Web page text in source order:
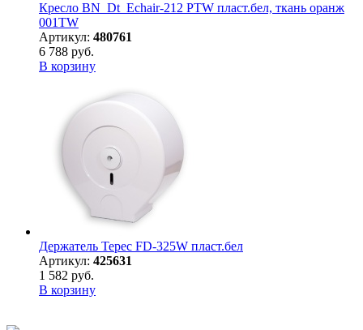
Кресло BN_Dt_Echair-212 PTW пласт.бел, ткань оранж
001TW
Артикул: 480761
6 788 руб.
В корзину
Держатель Терес FD-325W пласт.бел
Артикул: 425631
1 582 руб.
В корзину